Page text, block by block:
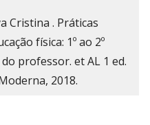
Cristina . Práticas
física: 1º ao 2º
professor. et AL 1 ed.
2018.